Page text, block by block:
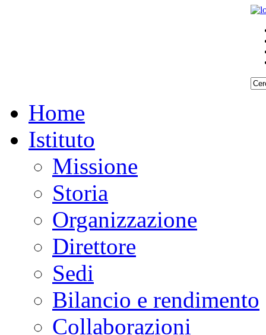
Home
Istituto
Missione
Storia
Organizzazione
Direttore
Sedi
Bilancio e rendimento
Collaborazioni